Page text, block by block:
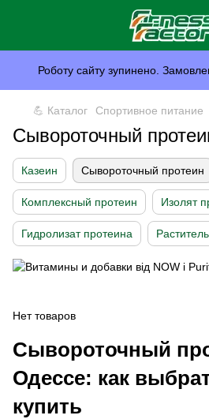
Роботу сайту зупинено.
💪 Каталог Спортивное питание
Сывороточный
Казеин Сывороточный протеин
Комплексный протеин Изолят
Гидролизат протеина
Нет товаров
Сывороточный
Одессе: как
купить